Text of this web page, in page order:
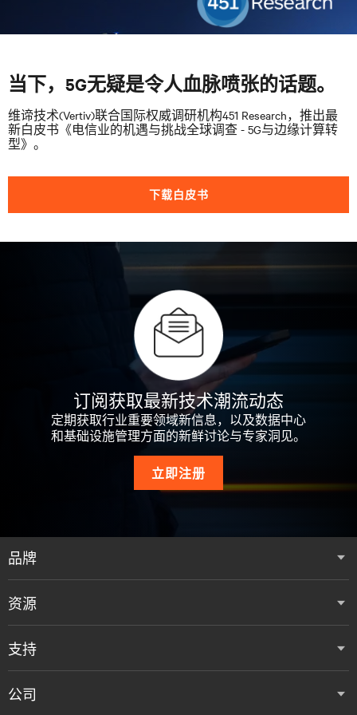
当下，5G无疑是令人血脉喷张的话题。
维谛技术(Vertiv)联合国际权威调研机构451 Research，推出最
新白皮书《电信业的机遇与挑战全球调查 - 5G与边缘计算转
型》。
下载白皮书
订阅获取最新技术潮流动态
定期获取行业重要领域新信息，以及数据中心
和基础设施管理方面的新鲜讨论与专家洞见。
立即注册
品牌
资源
支持
公司